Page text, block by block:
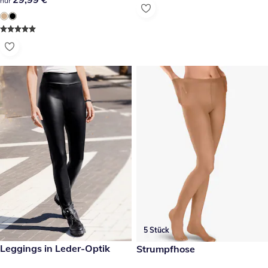
24,99 €
Leggings in Leder-Optik
5 Stück
16,99 €
Strumpfhose